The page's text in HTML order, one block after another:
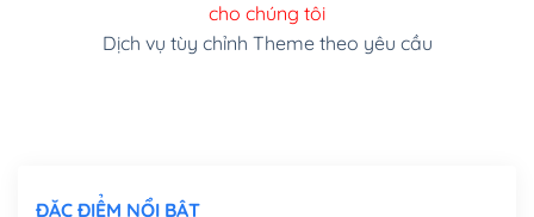
Cài đặt SMTP Mail cho site Wordpress(+100,000₫)
Mua thêm Host + Tên miền
cho chúng tôi
Dịch vụ tùy chỉnh Theme theo yêu cầu
ĐẶC ĐIỂM NỔI BẬT